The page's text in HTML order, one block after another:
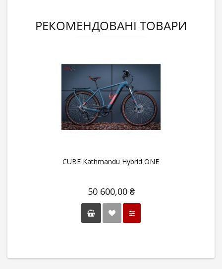
РЕКОМЕНДОВАНІ ТОВАРИ
CUBE Kathmandu Hybrid ONE
50 600,00 ₴